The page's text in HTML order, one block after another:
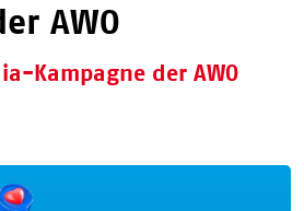
AWO
Kampagne der AWO